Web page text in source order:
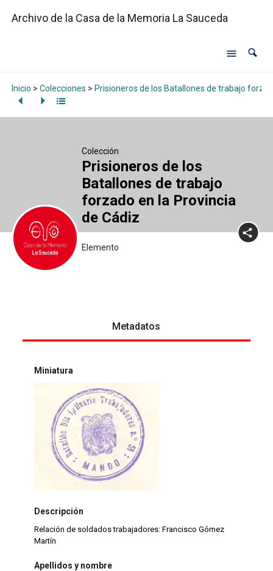
Archivo de la Casa de la Memoria La Sauceda
Inicio > Colecciones > Prisioneros de los Batallones de trabajo
Colección
Prisioneros de los
Batallones de trabajo
forzado en la Provincia
de Cádiz
Elemento
Metadatos
Miniatura
Descripción
Relación de soldados trabajadores: Francisco Gómez
Martín
Apellidos y nombre